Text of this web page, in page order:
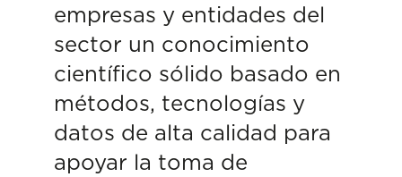
empresas y entidades del
sector un conocimiento
científico sólido basado en
métodos, tecnologías y
datos de alta calidad para
apoyar la toma de